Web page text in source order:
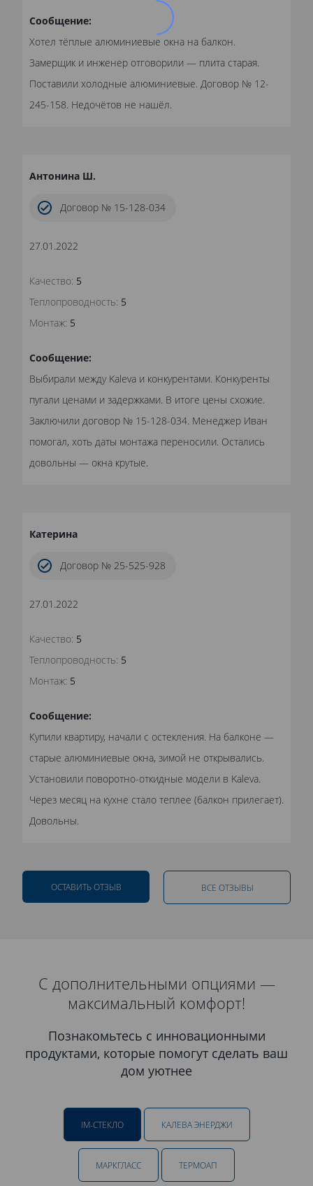
Сообщение:
Хотел тёплые алюминиевые окна на балкон.
Замерщик и инженер отговорили — плита старая.
Поставили холодные алюминиевые. Договор № 12-
245-158. Недочётов не нашёл.
Антонина Ш.
Договор № 15-128-034
27.01.2022
Качество: 5
Теплопроводность: 5
Монтаж: 5
Сообщение:
Выбирали между Kaleva и конкурентами. Конкуренты
пугали ценами и задержками. В итоге цены схожие.
Заключили договор № 15-128-034. Менеджер Иван
помогал, хоть даты монтажа переносили. Остались
довольны — окна крутые.
Катерина
Договор № 25-525-928
27.01.2022
Качество: 5
Теплопроводность: 5
Монтаж: 5
Сообщение:
Купили квартиру, начали с остекления. На балконе —
старые алюминиевые окна, зимой не открывались.
Установили поворотно-откидные модели в Kaleva.
Через месяц на кухне стало теплее (балкон прилегает).
Довольны.
ОСТАВИТЬ ОТЗЫВ ВСЕ ОТЗЫВЫ
С дополнительными опциями —
максимальный комфорт!
Познакомьтесь с инновационными
продуктами, которые помогут сделать ваш
дом уютнее
IM-СТЕКЛО КАЛЕВА ЭНЕРДЖИ
МАРКГЛАСС ТЕРМОАП